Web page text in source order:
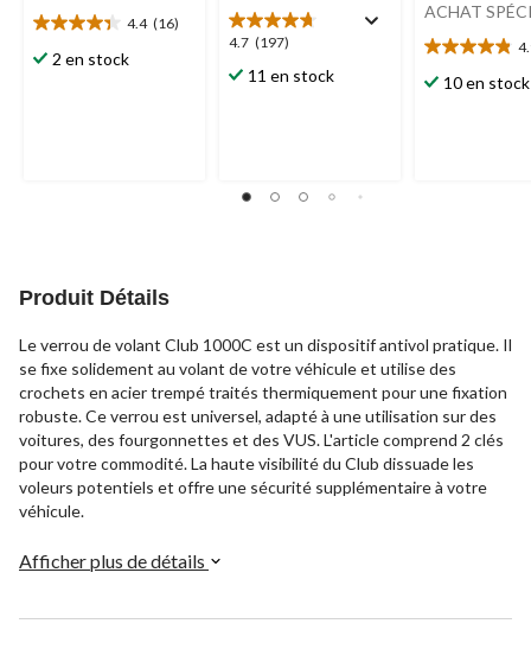
4.4 (16)
4.4
étoile(s)
2 en stock
4.7 (197)
4.7
étoile(s)
sur
11 en stock
ACHAT
4.9
étoile(s)
10 en stock
Produit Détails
Le verrou de volant Club 1000C est un dispositif antivol pratique. Il
se fixe solidement au volant de votre véhicule et utilise des
crochets en acier trempé traités thermiquement pour une fixation
robuste. Ce verrou est universel, adapté à une utilisation sur des
voitures, des fourgonnettes et des VUS. L'article comprend 2 clés
pour votre commodité. La haute visibilité du Club dissuade les
voleurs potentiels et offre une sécurité supplémentaire à votre
véhicule.
Afficher plus de détails